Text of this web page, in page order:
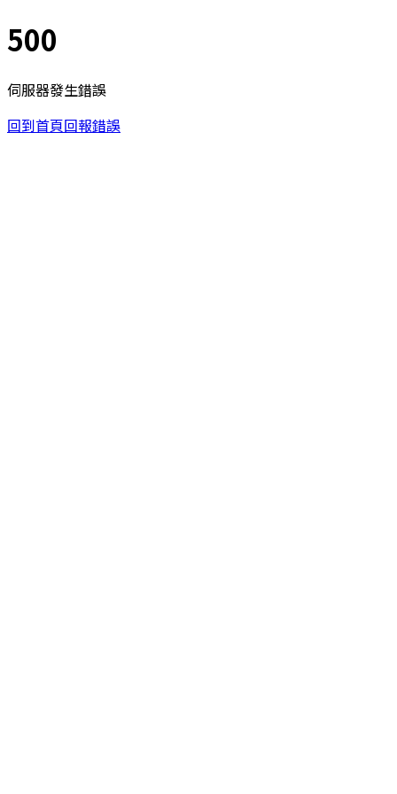
500
伺服器發生錯誤
回到首頁回報錯誤